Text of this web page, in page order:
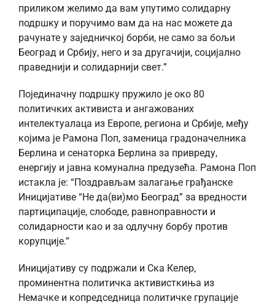
приликом желимо да вам упутимо солидарну
подршку и поручимо вам да на нас можете да
рачунате у заједничкој борби, не само за бољи
Београд и Србију, него и за другачији, социјално
праведнији и солидарнији свет.”
Појединачну подршку пружило је око 80
политичких активиста и ангажованих
интелектуалаца из Европе, региона и Србије, међу
којима је Рамона Поп, заменица градоначелника
Берлина и сенаторка Берлина за привреду,
енергију и јавна комунална предузећа. Рамона Поп
истакла је: “Поздрављам залагање грађанске
Иницијативе “Не да(ви)мо Београд” за вредности
партиципације, слободе, равноправности и
солидарности као и за одлучну борбу против
корупције.”
Иницијативу су подржали и Ска Келер,
проминентна политичка активисткиња из
Немачке и копредседница политичке групације